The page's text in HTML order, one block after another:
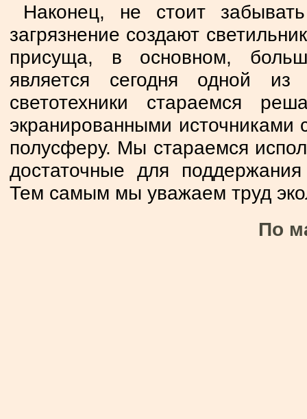
Наконец, не стоит
загрязнение создают
присуща, в основном,
является сегодня одной
светотехники стараемся
экранированными
полусферу. Мы стараемся
достаточные для
Тем самым мы уважаем труд
По